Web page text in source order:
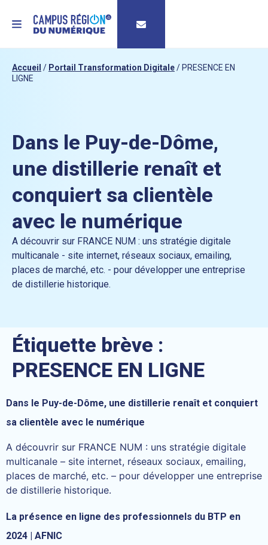
MENU
Accueil / Portail Transformation Digitale/ PRESENCE EN
LIGNE
Dans le Puy-de-Dôme,
une distillerie renaît et
conquiert sa clientèle
avec le numérique
A découvrir sur FRANCE NUM : uns stratégie digitale
multicanale - site internet, réseaux sociaux, emailing,
places de marché, etc. - pour développer une entreprise
de distillerie historique.
Étiquette brève :
PRESENCE EN LIGNE
Dans le Puy-de-Dôme, une distillerie renaît et conquiert
sa clientèle avec le numérique
A découvrir sur FRANCE NUM : uns stratégie digitale
multicanale – site internet, réseaux sociaux, emailing,
places de marché, etc. – pour développer une entreprise
de distillerie historique.
La présence en ligne des professionnels du BTP en
2024 | AFNIC